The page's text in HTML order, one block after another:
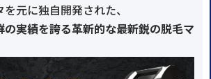
元に独自開発された、
の実績を誇る革新的な最新鋭の脱毛マ